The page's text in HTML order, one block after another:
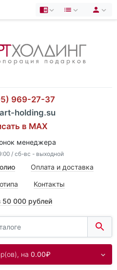
969-27-37
holding.su
в MAX
менеджера
/ сб-вс - выходной
Оплата и доставка
Контакты
50 000 рублей
на 0.00₽